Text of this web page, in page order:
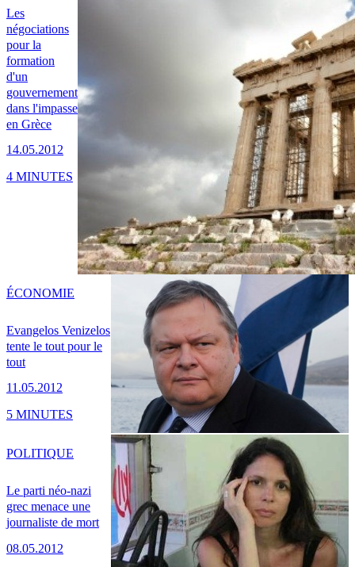
Les
négociations
pour la
formation
d'un
gouvernement
dans l'impasse
en Grèce
14.05.2012
4 MINUTES
Evangelos Venizelos
tente le tout pour le
tout
11.05.2012
ÉCONOMIE
5 MINUTES
Le parti néo-nazi
grec menace une
journaliste de mort
08.05.2012
POLITIQUE